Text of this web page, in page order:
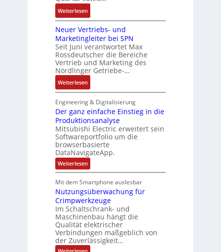
P
o
s
i
t
i
v
e
M
o
m
e
n
t
a
u
f
n
h
m
e
,
g
e
p
r
t
i
o
n
F
a
b
r
i
k
t
e
m
t
e
c
h
n
k
G
s
c
h
ä
f
t
s
f
ü
h
r
e
r
z
Weiterlesen:
D
a
s
s
a
u
l
t
S
y
s
t
è
m
e
s
:
2
-
E
r
g
e
b
Neuer Vertriebs- und
Marketingleiter bei SPN
Seit Juni verantwortet Max
Rossdeutscher die Bereiche
Vertrieb und Marketing des
Nördlinger Getriebe-…
Weiterlesen:
N
e
u
e
r
V
e
r
t
i
e
b
s
-
u
n
Engineering & Digitalisierung
Der ganz einfache Einstieg in die
Produktionsanalyse
Mitsubishi Electric erweitert sein
Softwareportfolio um die
browserbasierte
DataNavigateApp.
Weiterlesen:
D
r
g
a
n
z
e
i
n
f
a
Mit dem Smartphone auslesbar
Nutzungsüberwachung für
Crimpwerkzeuge
Im Schaltschrank- und
Maschinenbau hängt die
Qualität elektrischer
Verbindungen maßgeblich von
der Zuverlässigkeit…
: